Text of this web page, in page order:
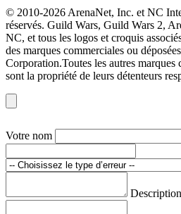
© 2010-2026 ArenaNet, Inc. et NC
réservés. Guild Wars, Guild Wars 2,
NC, et tous les logos et croquis
des marques commerciales ou
Corporation.Toutes les autres marques
sont la propriété de leurs détenteurs
Votre nom